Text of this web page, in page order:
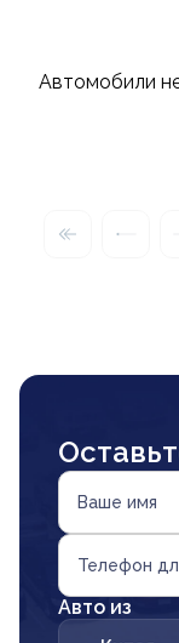
Автомобили
Ваше имя
Телефон
Авто из